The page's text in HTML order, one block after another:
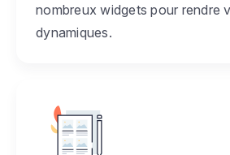
nombreux widgets pour rendre
dynamiques.